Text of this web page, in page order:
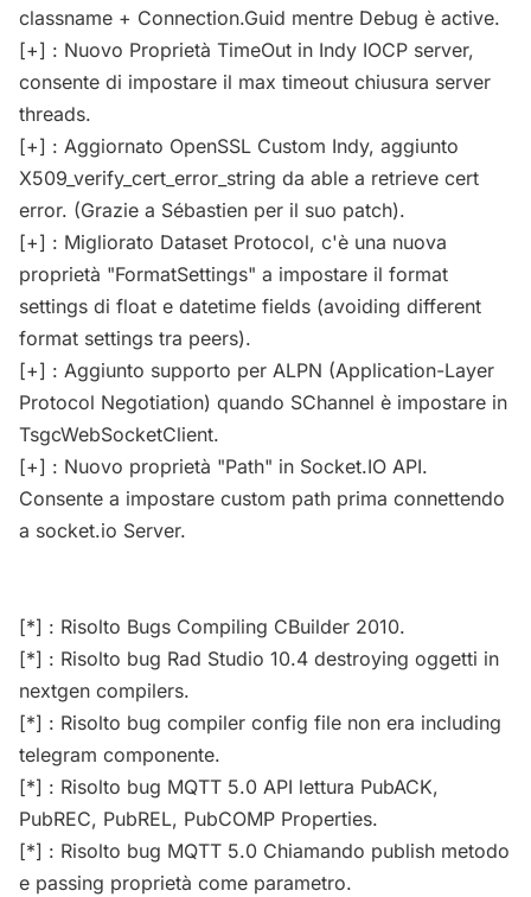
classname + Connection.Guid mentre Debug è active.
[+] : Nuovo Proprietà TimeOut in Indy IOCP server,
consente di impostare il max timeout chiusura server
threads.
[+] : Aggiornato OpenSSL Custom Indy, aggiunto
X509_verify_cert_error_string da able a retrieve cert
error. (Grazie a Sébastien per il suo patch).
[+] : Migliorato Dataset Protocol, c'è una nuova
proprietà "FormatSettings" a impostare il format
settings di float e datetime fields (avoiding different
format settings tra peers).
[+] : Aggiunto supporto per ALPN (Application-Layer
Protocol Negotiation) quando SChannel è impostare in
TsgcWebSocketClient.
[+] : Nuovo proprietà "Path" in Socket.IO API.
Consente a impostare custom path prima connettendo
a socket.io Server.
[*] : Risolto Bugs Compiling CBuilder 2010.
[*] : Risolto bug Rad Studio 10.4 destroying oggetti in
nextgen compilers.
[*] : Risolto bug compiler config file non era including
telegram componente.
[*] : Risolto bug MQTT 5.0 API lettura PubACK,
PubREC, PubREL, PubCOMP Properties.
[*] : Risolto bug MQTT 5.0 Chiamando publish metodo
e passing proprietà come parametro.